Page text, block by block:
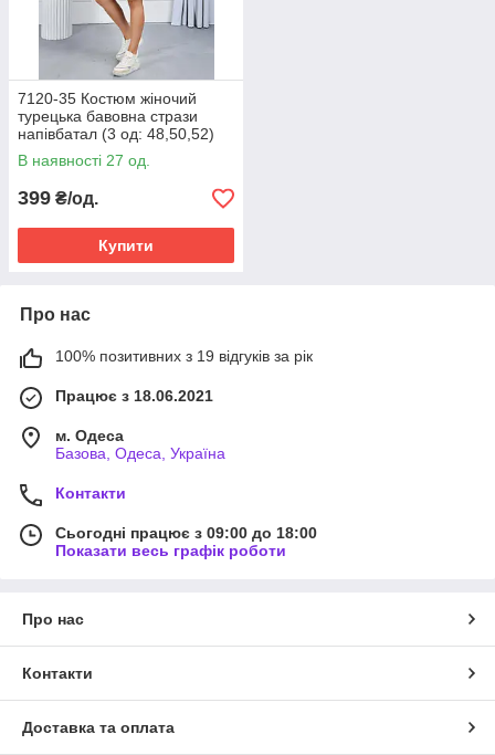
7120-35 Костюм жіночий
турецька бавовна стрази
напівбатал (3 од: 48,50,52)
В наявності 27 од.
399 ₴/од.
Купити
Про нас
100% позитивних з 19 відгуків за рік
Працює з 18.06.2021
м. Одеса
Базова, Одеса, Україна
Контакти
Сьогодні працює з 09:00 до 18:00
Показати весь графік роботи
Про нас
Контакти
Доставка та оплата